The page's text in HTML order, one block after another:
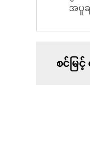
အပူခ
စင်မ